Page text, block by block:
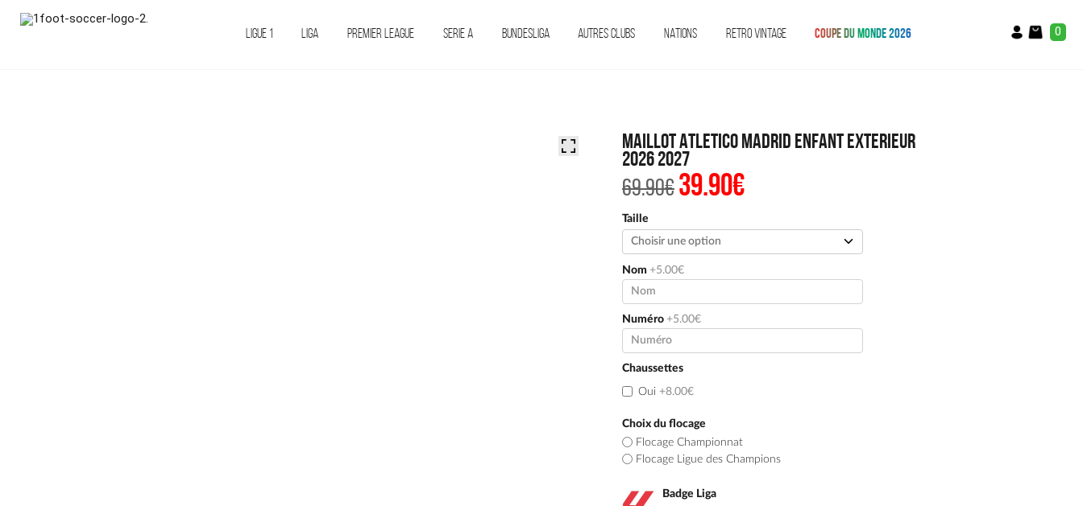
LIGUE 1 LIGA PREMIER LEAGUE SERIE A BUNDESLIGA AUTRES CLUBS NATIONS RETRO VINTAGE COUPE DU MONDE 2026 0
Maillot Atletico Madrid Enfant Exterieur
2026 2027
69.90€Le
prix
69.90€.
39.90€Le
prix
39.90€.
Taille
Nom +5.00€
Numéro +5.00€
Chaussettes
Oui +8.00€
Choix du flocage
Flocage Championnat
Flocage Ligue des Champions
Badge Liga